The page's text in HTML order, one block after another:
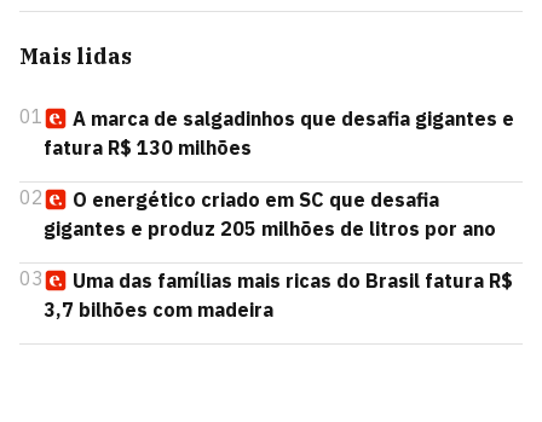
Mais lidas
01
A marca de salgadinhos que desafia gigantes e
fatura R$ 130 milhões
02
O energético criado em SC que desafia
gigantes e produz 205 milhões de litros por ano
03
Uma das famílias mais ricas do Brasil fatura R$
3,7 bilhões com madeira